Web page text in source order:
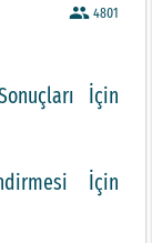
people 4801
İçin
İçin